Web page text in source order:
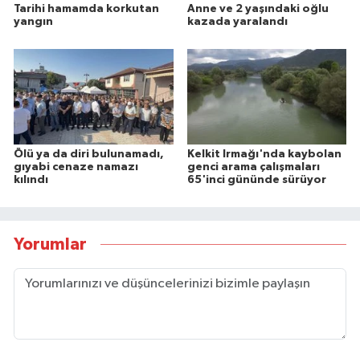
Tarihi hamamda korkutan
yangın
Anne ve 2 yaşındaki oğlu
kazada yaralandı
Ölü ya da diri bulunamadı,
gıyabi cenaze namazı
kılındı
Kelkit Irmağı'nda kaybolan
genci arama çalışmaları
65'inci gününde sürüyor
Yorumlar